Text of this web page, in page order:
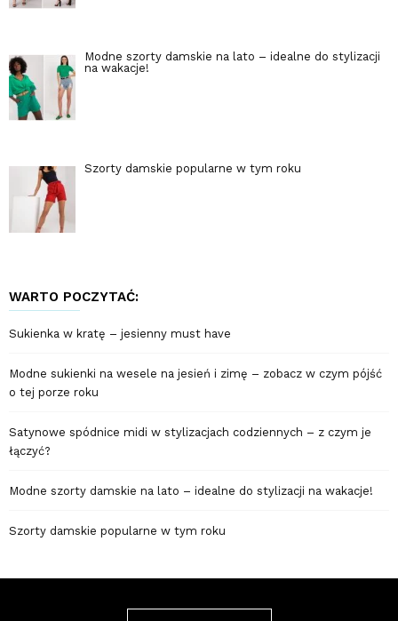
Modne szorty damskie na lato – idealne do stylizacji
na wakacje!
Szorty damskie popularne w tym roku
WARTO POCZYTAĆ:
Sukienka w kratę – jesienny must have
Modne sukienki na wesele na jesień i zimę – zobacz w czym pójść
o tej porze roku
Satynowe spódnice midi w stylizacjach codziennych – z czym je
łączyć?
Modne szorty damskie na lato – idealne do stylizacji na wakacje!
Szorty damskie popularne w tym roku